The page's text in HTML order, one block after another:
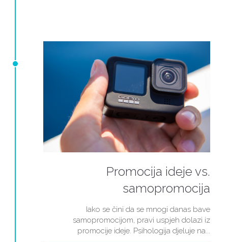
Promocija ideje vs.
samopromocija
Iako se čini da se mnogi danas bave
samopromocijom, pravi uspjeh dolazi iz
promocije ideje. Psihologija djeluje na...